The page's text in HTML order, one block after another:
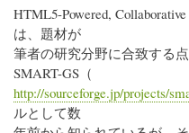
HTML5-Powered,
は、題材が
筆者の研究分野に合致する
SMART-GS（
http://sourceforge.jp/projects/
ルとして数